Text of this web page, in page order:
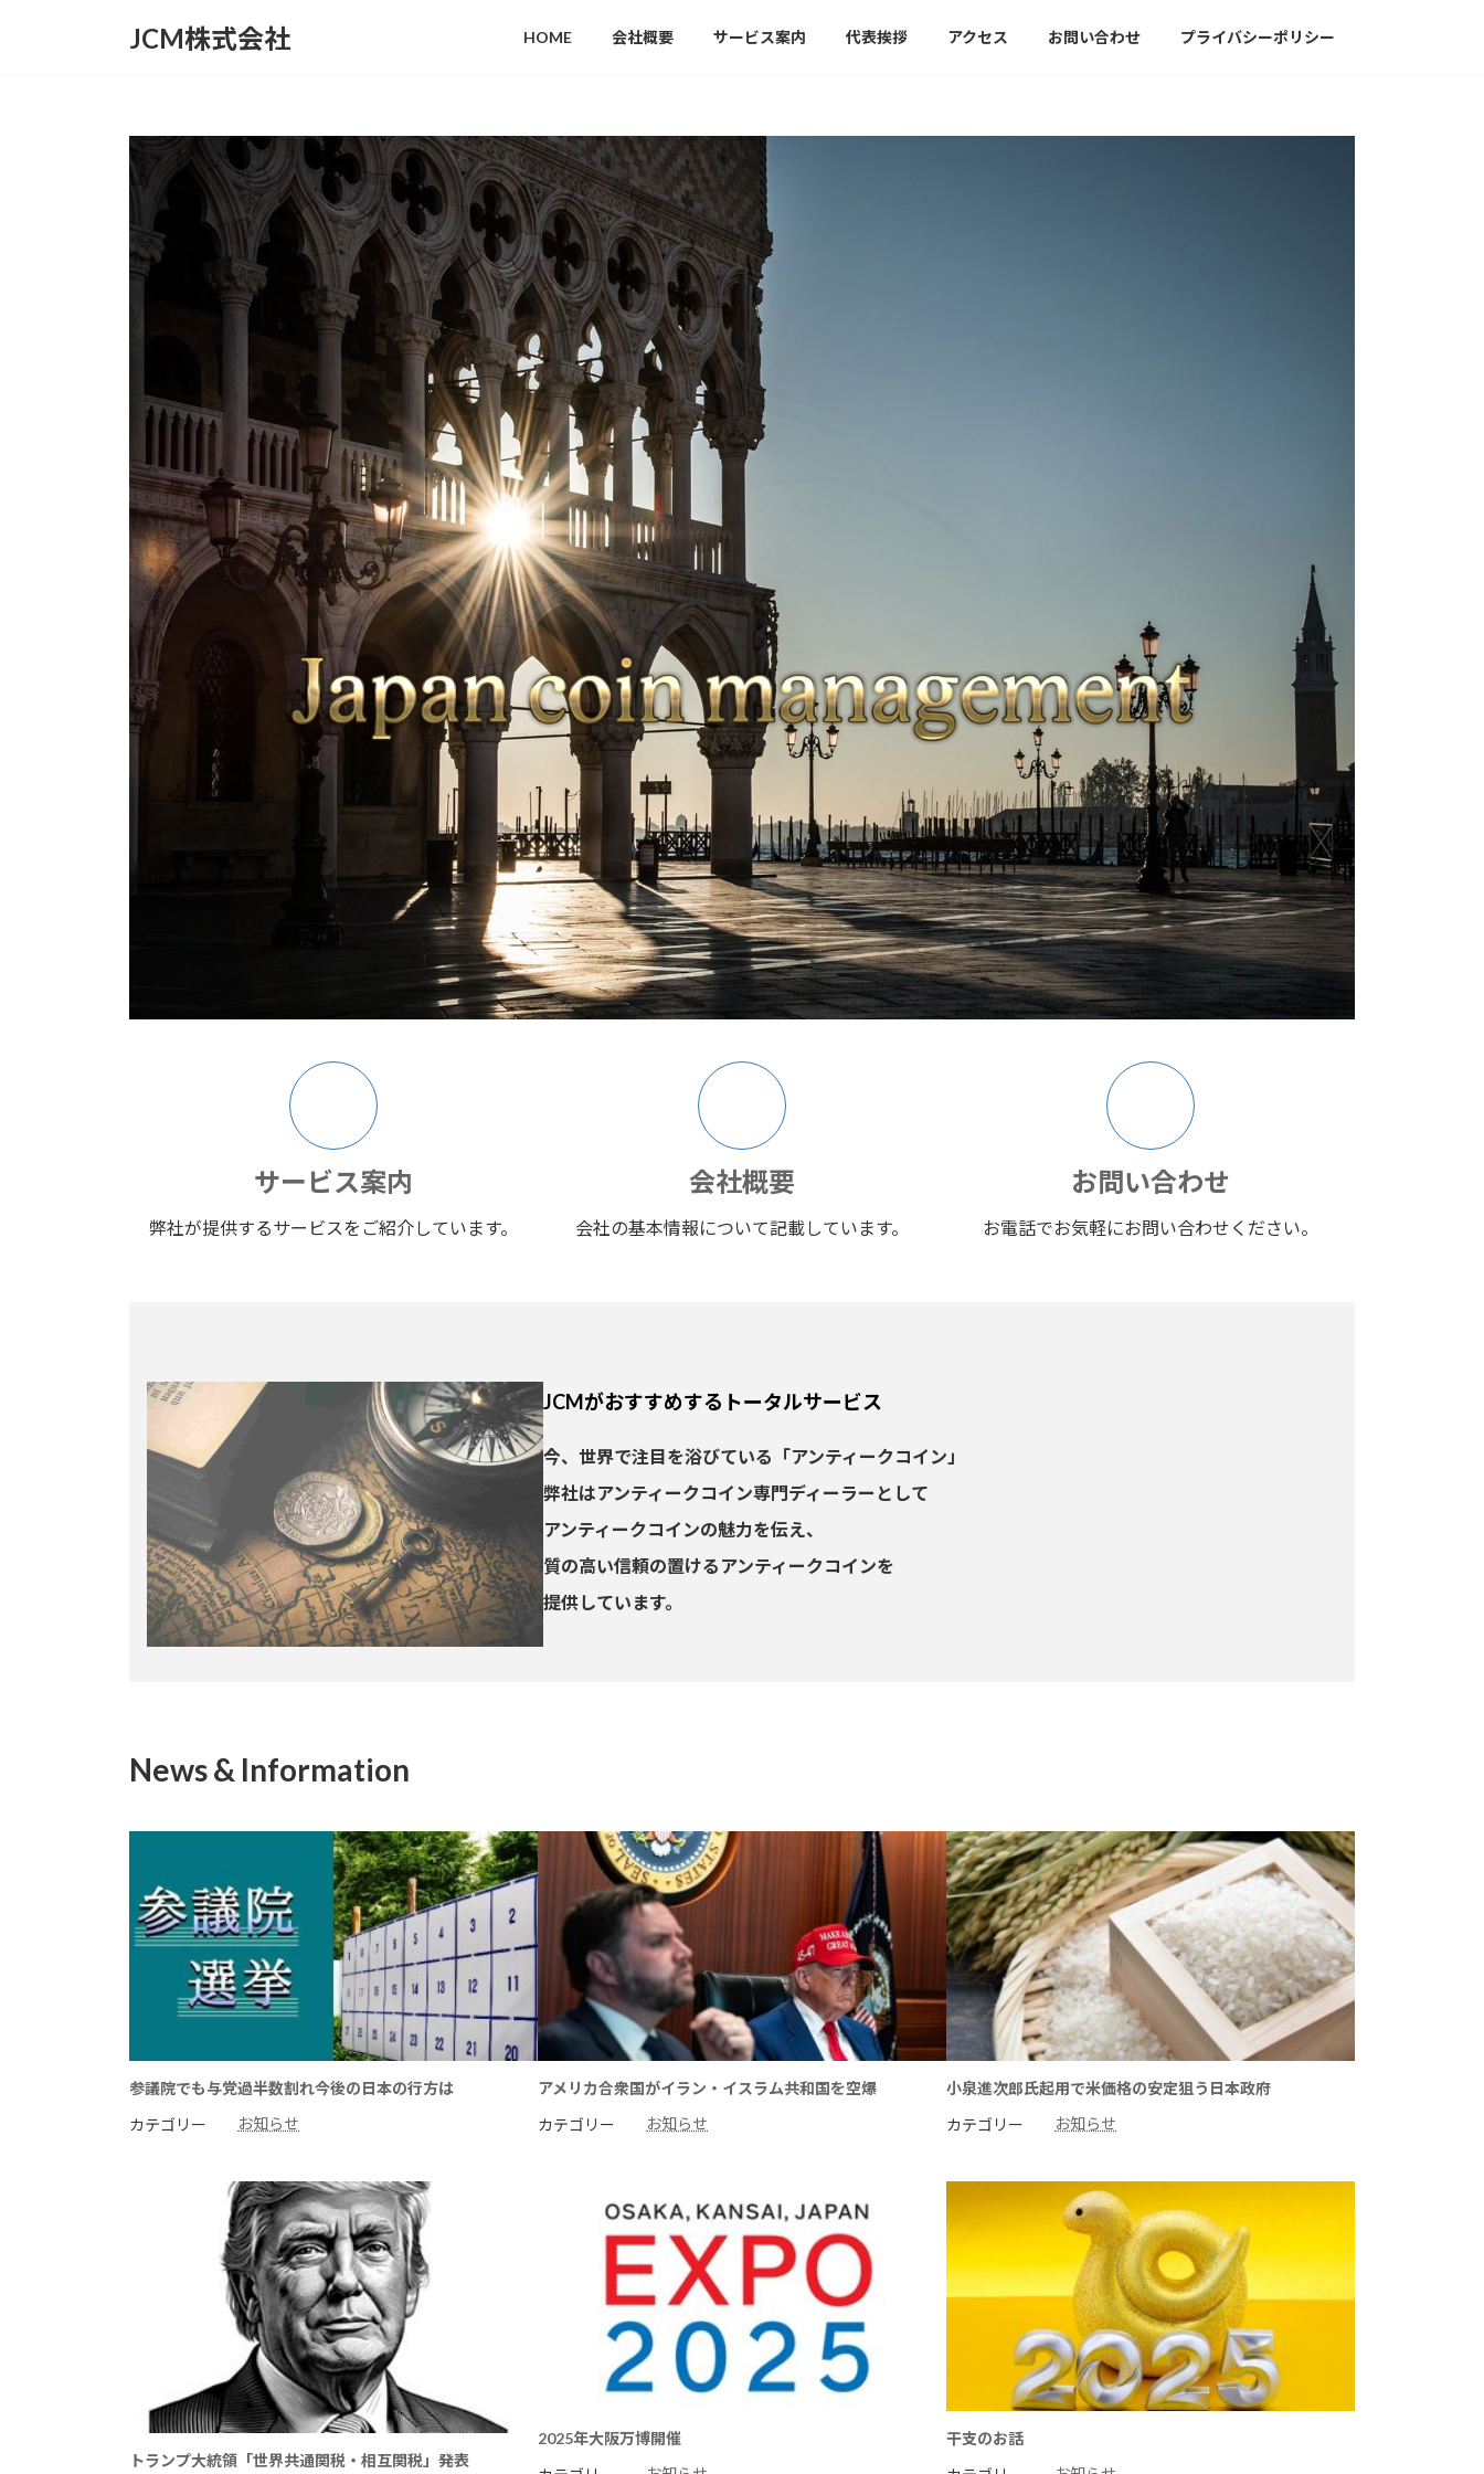
JCM株式会社 HOME 会社概要 サービス案内 代表挨拶 アクセス お問い合わせ プライバシーポリシー
ア
イ
コ
ン
リ
ク
サービス案内
弊社が提供するサービスをご紹介しています。
ア
イ
コ
ン
リ
ク
会社概要
会社の基本情報について記載しています。
ア
イ
コ
ン
リ
ク
お問い合わせ
お電話でお気軽にお問い合わせください。
JCMがおすすめするトータルサービス
今、世界で注目を浴びている「アンティークコイン」
弊社はアンティークコイン専門ディーラーとして
アンティークコインの魅力を伝え、
質の高い信頼の置けるアンティークコインを
提供しています。
News & Information
参議院でも与党過半数割れ今後の日本の行方は
カテゴリー
お知らせ
アメリカ合衆国がイラン・イスラム共和国を空爆
カテゴリー
お知らせ
小泉進次郎氏起用で米価格の安定狙う日本政府
カテゴリー
お知らせ
トランプ大統領「世界共通関税・相互関税」発表
2025年大阪万博開催
干支のお話